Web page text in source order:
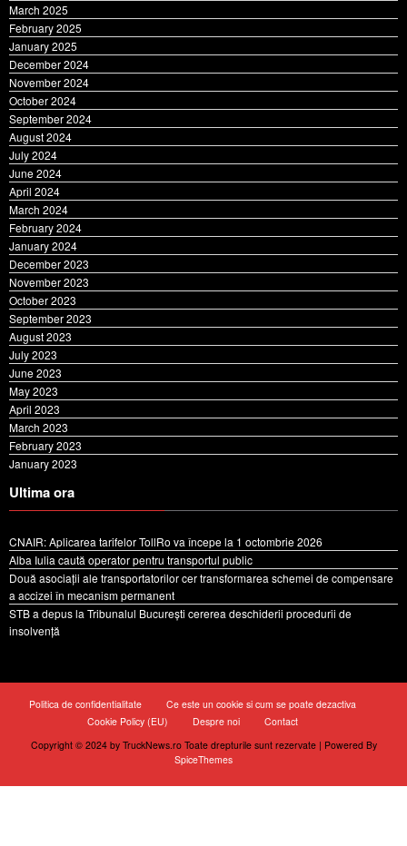
March 2025
February 2025
January 2025
December 2024
November 2024
October 2024
September 2024
August 2024
July 2024
June 2024
April 2024
March 2024
February 2024
January 2024
December 2023
November 2023
October 2023
September 2023
August 2023
July 2023
June 2023
May 2023
April 2023
March 2023
February 2023
January 2023
Ultima ora
CNAIR: Aplicarea tarifelor TollRo va începe la 1 octombrie 2026
Alba Iulia caută operator pentru transportul public
Două asociații ale transportatorilor cer transformarea schemei de compensare
a accizei în mecanism permanent
STB a depus la Tribunalul București cererea deschiderii procedurii de
insolvență
Politica de confidentialitate
Ce este un cookie si cum se poate dezactiva
Cookie Policy (EU)
Despre noi
Contact
Copyright © 2024 by TruckNews.ro Toate drepturile sunt rezervate | Powered By
SpiceThemes